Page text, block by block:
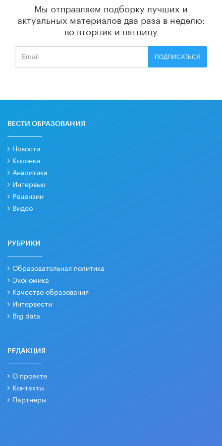
Мы отправляем подборку лучших и
актуальных материалов два раза в неделю:
во вторник и пятницу
ПОДПИСАТЬСЯ
ВЕСТИ ОБРАЗОВАНИЯ
Новости
Колонки
Аналитика
Интервью
Рецензии
Видео
РУБРИКИ
Образовательная политика
Экономика
Качество образования
Интервести
Big data
РЕДАКЦИЯ
О проекте
Контакты
Партнеры